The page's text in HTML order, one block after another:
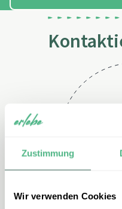
Zustimmung
Wir verwenden Cookies
+49